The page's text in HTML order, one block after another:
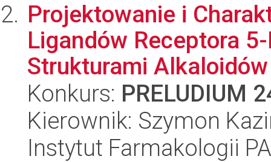
Projektowanie i
Ligandów Receptora
Strukturami
Konkurs: PRELUDIUM
Kierownik: Szymon
Instytut Farmakologii